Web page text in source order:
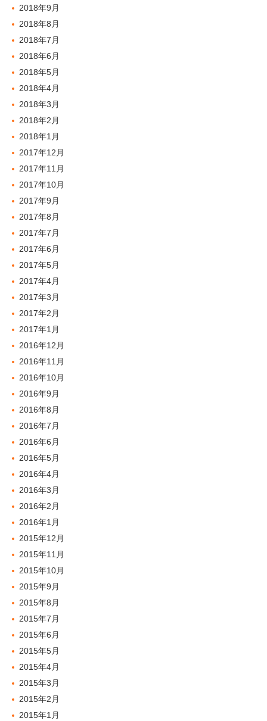
2018年9月
2018年8月
2018年7月
2018年6月
2018年5月
2018年4月
2018年3月
2018年2月
2018年1月
2017年12月
2017年11月
2017年10月
2017年9月
2017年8月
2017年7月
2017年6月
2017年5月
2017年4月
2017年3月
2017年2月
2017年1月
2016年12月
2016年11月
2016年10月
2016年9月
2016年8月
2016年7月
2016年6月
2016年5月
2016年4月
2016年3月
2016年2月
2016年1月
2015年12月
2015年11月
2015年10月
2015年9月
2015年8月
2015年7月
2015年6月
2015年5月
2015年4月
2015年3月
2015年2月
2015年1月